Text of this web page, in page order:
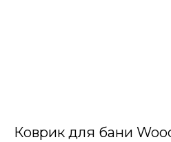
Коврик для бани